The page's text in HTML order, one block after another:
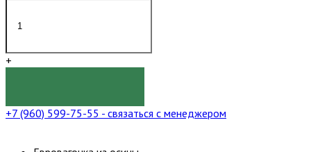
+
+7 (960) 599-75-55 - связаться с менеджером